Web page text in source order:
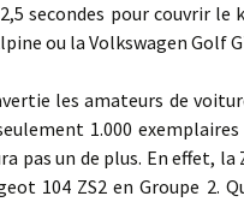
secondes pour couvrir
ou la Volkswagen Golf
les amateurs de voitures
1.000
pas un de plus. En effet, la
104 ZS2 en Groupe 2.